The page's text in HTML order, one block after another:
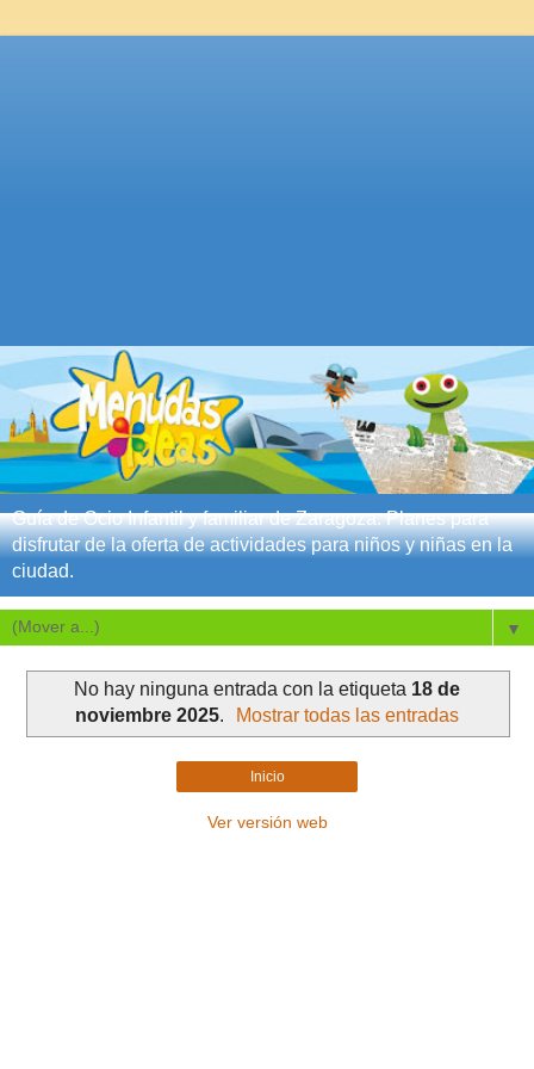
Guía de Ocio Infantil y familiar de Zaragoza. Planes para
disfrutar de la oferta de actividades para niños y niñas en la
ciudad.
▼
No hay ninguna entrada con la etiqueta 18 de
noviembre 2025. Mostrar todas las entradas
Inicio
Ver versión web